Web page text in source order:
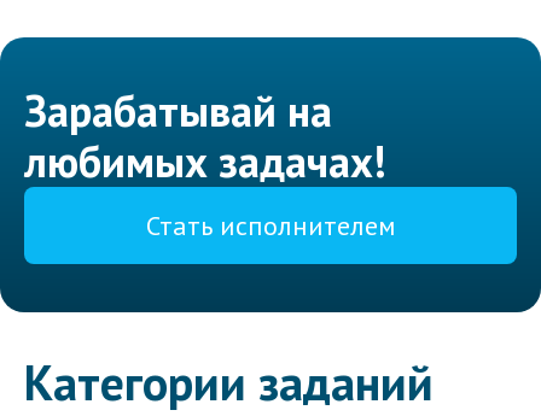
Зарабатывай на
любимых задачах!
Стать исполнителем
Категории заданий